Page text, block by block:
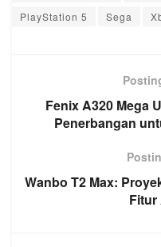
PlayStation 5
Sega
Fenix A320 Mega
Penerbangan
Wanbo T2 Max:
Fitur